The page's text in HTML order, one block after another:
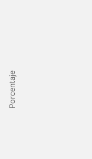
Porcentaje